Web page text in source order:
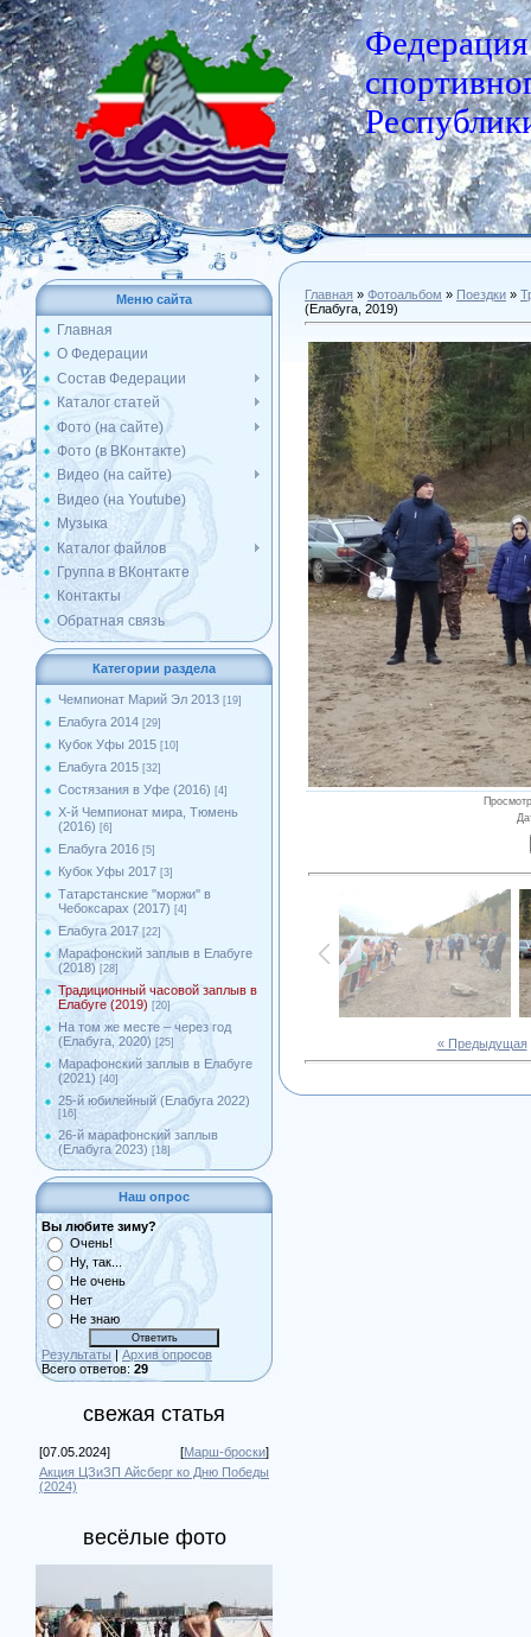
Федерация
Меню сайта
Главная
О Федерации
Состав Федерации
Каталог статей
Фото (на сайте)
Фото (в ВКонтакте)
Видео (на сайте)
Видео (на Youtube)
Музыка
Каталог файлов
Группа в ВКонтакте
Контакты
Обратная связь
Категории раздела
Чемпионат Марий Эл 2013 [19]
Елабуга 2014 [29]
Кубок Уфы 2015 [10]
Елабуга 2015 [32]
Состязания в Уфе (2016) [4]
X-й Чемпионат мира, Тюмень
(2016) [6]
Елабуга 2016 [5]
Кубок Уфы 2017 [3]
Татарстанские ''моржи'' в
Чебоксарах (2017) [4]
Елабуга 2017 [22]
Марафонский заплыв в Елабуге
(2018) [28]
Традиционный часовой заплыв в
Елабуге (2019) [20]
На том же месте – через год
(Елабуга, 2020) [25]
Марафонский заплыв в Елабуге
(2021) [40]
25-й юбилейный (Елабуга 2022)
[16]
26-й марафонский заплыв
(Елабуга 2023) [18]
Наш опрос
Вы любите зиму?
Очень!
Ну, так...
Не очень
Нет
Не знаю
Результаты | Архив опросов
Всего ответов: 29
свежая статья
[07.05.2024] [Марш-броски]
Акция ЦЗиЗП Айсберг ко Дню Победы
(2024)
весёлые фото
Главная » Фотоальбом » Поездки »
(Елабуга, 2019)
« Предыдущая